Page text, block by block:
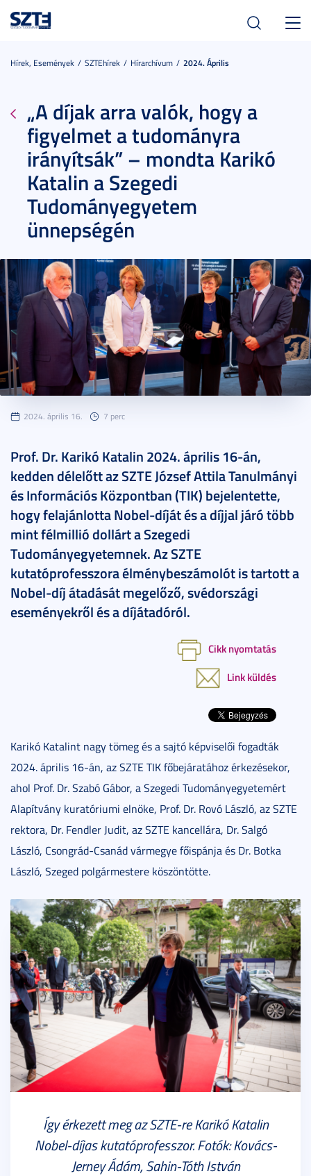
Hírek, Események SZTEhírek Hírarchívum 2024. Április
„A díjak arra valók, hogy a
figyelmet a tudományra
irányítsák” – mondta Karikó
Katalin a Szegedi
Tudományegyetem
ünnepségén
2024. április 16. 7 perc
Prof. Dr. Karikó Katalin 2024. április 16-án,
kedden délelőtt az SZTE József Attila Tanulmányi
és Információs Központban (TIK) bejelentette,
hogy felajánlotta Nobel-díját és a díjjal járó több
mint félmillió dollárt a Szegedi
Tudományegyetemnek. Az SZTE
kutatóprofesszora élménybeszámolót is tartott a
Nobel-díj átadását megelőző, svédországi
eseményekről és a díjátadóról.
Cikk nyomtatás
Link küldés
Karikó Katalint nagy tömeg és a sajtó képviselői fogadták
2024. április 16-án, az SZTE TIK főbejáratához érkezésekor,
ahol Prof. Dr. Szabó Gábor, a Szegedi Tudományegyetemért
Alapítvány kuratóriumi elnöke, Prof. Dr. Rovó László, az SZTE
rektora, Dr. Fendler Judit, az SZTE kancellára, Dr. Salgó
László, Csongrád-Csanád vármegye főispánja és Dr. Botka
László, Szeged polgármestere köszöntötte.
Így érkezett meg az SZTE-re Karikó Katalin
Nobel-díjas kutatóprofesszor. Fotók: Kovács-
Jerney Ádám, Sahin-Tóth István